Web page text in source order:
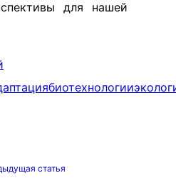
для нашей
биотехнологии
статья